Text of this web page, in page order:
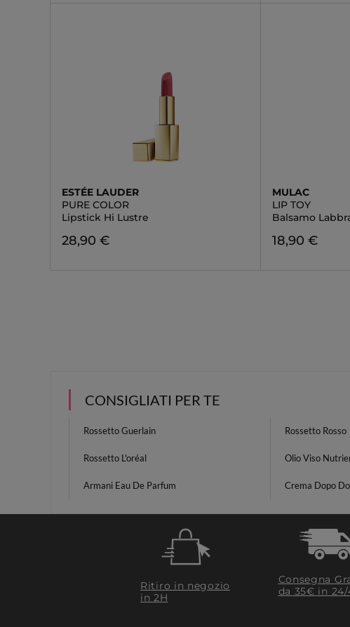
ESTÉE LAUDER
PURE COLOR
Lipstick Hi Lustre
28,90 €
MULAC
LIP TOY
Balsamo
18,90 €
CONSIGLIATI PER TE
Rossetto Guerlain Rossetto Rosso
Rossetto L'oréal Olio Viso
Armani Eau De Parfum Crema Dopo
Ritiro in negozio
in 2H
Consegna
da 35€​ in 24/